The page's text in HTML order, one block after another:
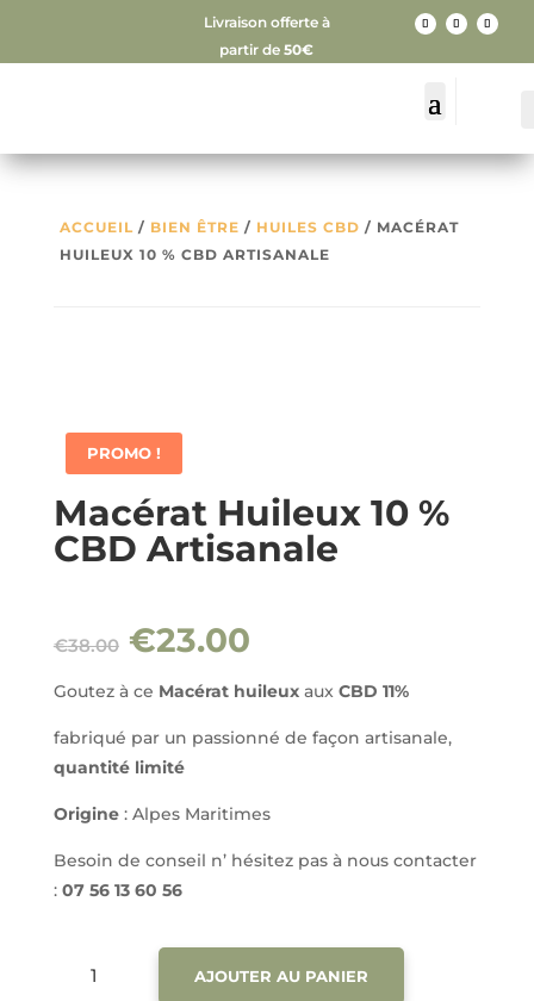
Livraison offerte à
partir de50€
ACCUEIL/ BIEN ÊTRE / HUILES CBD / MACÉRAT
HUILEUX 10 % CBD ARTISANALE
Macérat Huileux 10 %
CBD Artisanale
€38.00 Le
prix
initial
€38.00.
€23.00Le
actuel
est :
€23.00.
Goutez à ce Macérat huileuxaux CBD 11%
fabriqué par un passionné de façon artisanale,
quantité limité
Origine: Alpes Maritimes
Besoin de conseil n’ hésitez pas à nous contacter
: 07 56 13 60 56
AJOUTER AU PANIER
PROMO !